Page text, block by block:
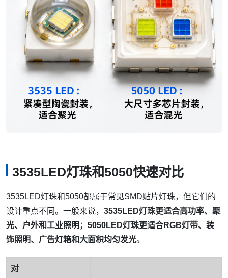
3535LED灯珠和5050快速对比
3535LED灯珠和5050都属于常见SMD贴片灯珠，但它们的
设计重点不同。一般来说， 3535LED灯珠更适合高功率、聚
光、户外和工业照明 ； 5050LED灯珠更适合RGB灯带、装
饰照明、广告灯箱和大面积均匀发光。
对